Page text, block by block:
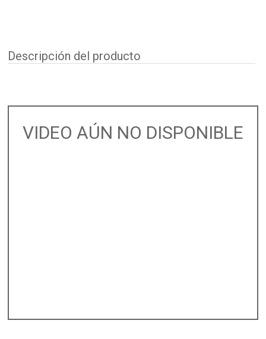
Descripción del producto
VIDEO AÚN NO DISPONIBLE